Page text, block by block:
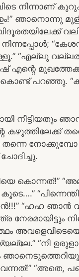
നിന്നാണ്
ഞാനൊന്നു
“എല്ലു
എന്റെ
കൊണ്ട് പറഞ്ഞു.
നീട്ടിയതും
കഴുത്തിലേക്ക്
തന്നെ
കൊന്നത്!” “അല്ല!
“ഹഹ ഞാൻ
നേരമായിട്ടും
“നീ
“അതെ,